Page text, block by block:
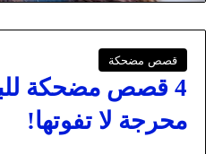
قصص مضحكة
4 قصص مضحكة
محرجة لا تفوتها!